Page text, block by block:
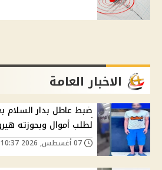
الاخبار العامة
ضبط عاطل بدار السلام
لطلب أموال وبحوزته